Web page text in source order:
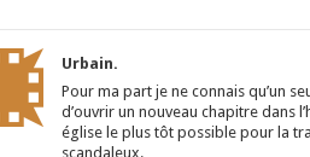
Urbain.
Pour ma part je ne connais qu’un
d’ouvrir un nouveau chapitre dans
église le plus tôt possible pour la
scandaleux.